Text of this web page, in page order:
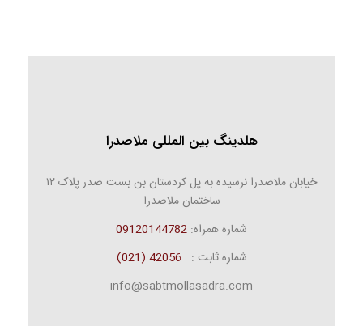
هلدینگ بین المللی ملاصدرا
خیابان ملاصدرا نرسیده به پل کردستان بن بست صدر پلاک ۱۲
ساختمان ملاصدرا
شماره همراه: 09120144782
شماره ثابت : 42056 (021)
info@sabtmollasadra.com